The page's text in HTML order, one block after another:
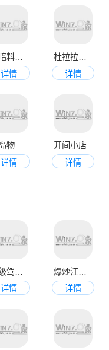
黑暗料理王
详情
详情
浮岛物语最新中文版
详情
开间小店
详情
详情
详情